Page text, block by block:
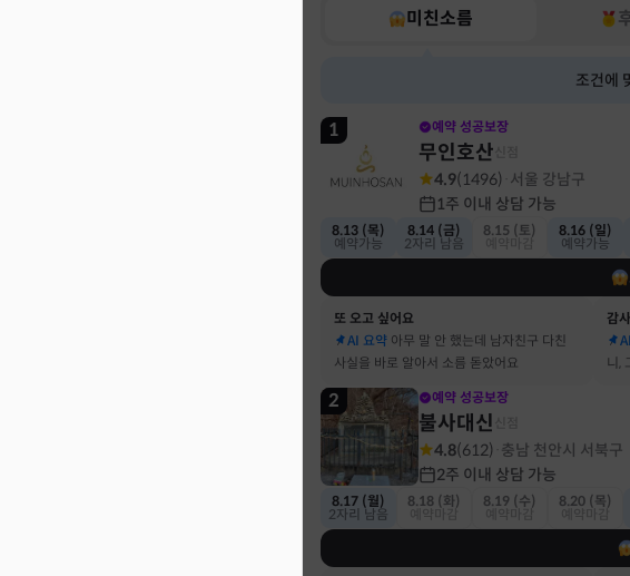
미친소름
조건에
1 예약 성공보장
무인호산
4.9(1496) 서울 강남구
1주 이내 상담 가능
8.13 (목)
예약가능
8.14 (금)
2자리 남음
8.15 (토)
8.16 (일)
예약가능
또 오고 싶어요
AI 요약 아무 말 안 했는데 남자친구 다친
사실을 바로 알아서 소름 돋았어요
감
니,
2 예약 성공보장
불사대신
4.8(612) 충남 천안시 서북구
2주 이내 상담 가능
8.17 (월)
2자리 남음
8.18 (화)
8.19 (수)
8.20 (목)